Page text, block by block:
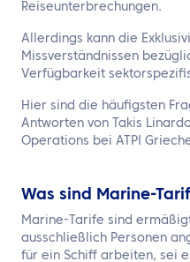
Reiseunterbrechungen.
Allerdings kann die
Missverständnissen
Verfügbarkeit
Hier sind die häufigsten
Antworten von Takis
Operations bei ATPI
Was sind Marine-
Marine-Tarife sind
ausschließlich Personen
für ein Schiff arbeiten, sei